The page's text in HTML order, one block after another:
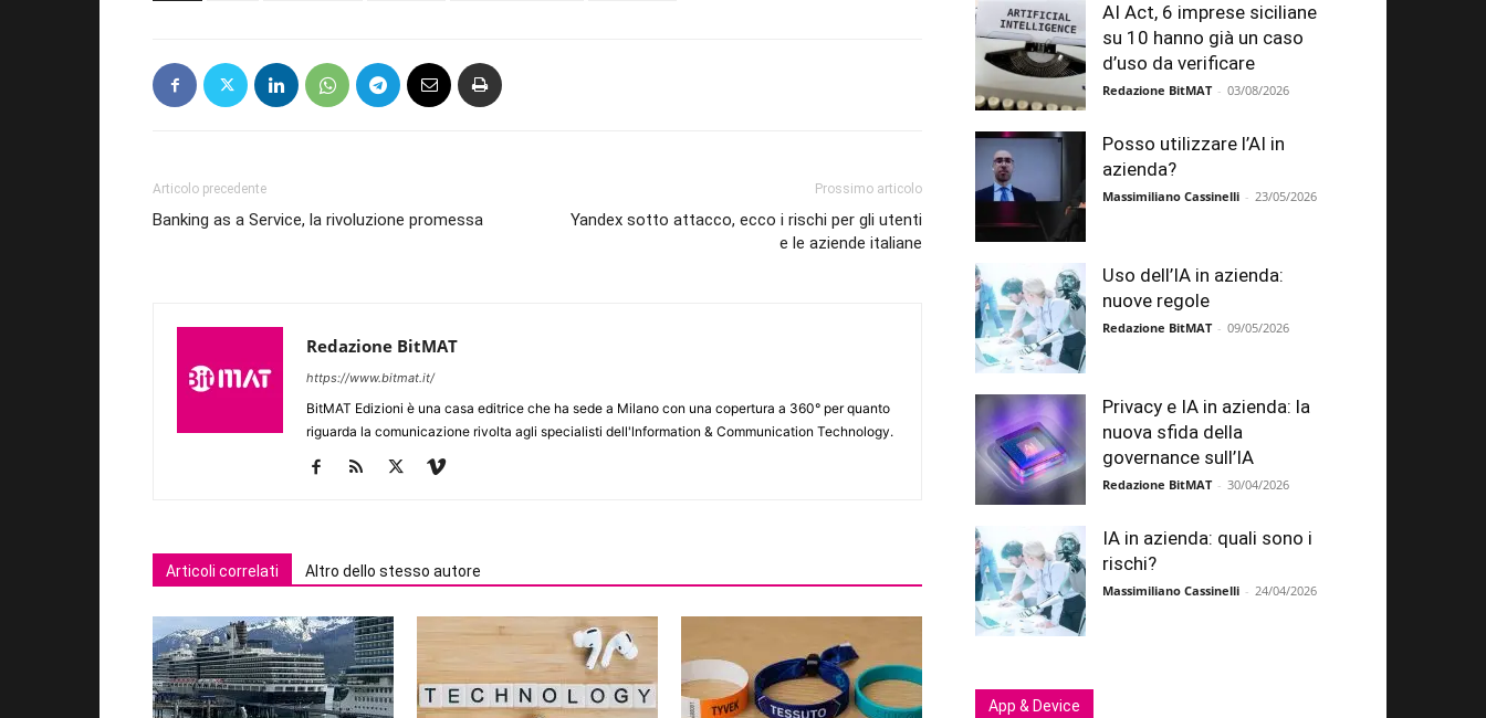
Articolo precedente
Banking as a Service, la rivoluzione promessa
Prossimo articolo
Yandex sotto attacco, ecco i rischi per gli utenti
e le aziende italiane
Redazione BitMAT
https://www.bitmat.it/
BitMAT Edizioni è una casa editrice che ha sede a Milano con una copertura a 360° per quanto
riguarda la comunicazione rivolta agli specialisti dell'lnformation & Communication Technology.
Articoli correlati Altro dello stesso autore
AI Act, 6 imprese siciliane
su 10 hanno già un caso
d’uso da verificare
Redazione BitMAT - 03/08/2026
Posso utilizzare l’AI in
azienda?
Massimiliano Cassinelli - 23/05/2026
Uso dell’IA in azienda:
nuove regole
Redazione BitMAT - 09/05/2026
Privacy e IA in azienda: la
nuova sfida della
governance sull’IA
Redazione BitMAT - 30/04/2026
IA in azienda: quali sono i
rischi?
Massimiliano Cassinelli - 24/04/2026
App & Device